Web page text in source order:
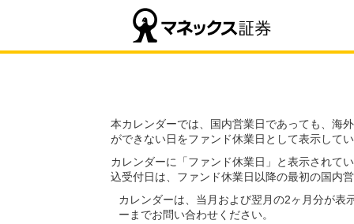
本カレンダーでは、国内営業日であっても、海
ができない日をファンド休業日として表示して
カレンダーに「ファンド休業日」と表示されて
込受付日は、ファンド休業日以降の最初の国内
カレンダーは、当月および翌月の2ヶ月分が表
ーまでお問い合わせください。